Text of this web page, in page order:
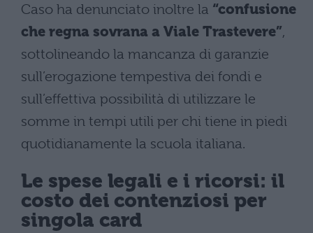
Caso ha denunciato inoltre la “confusione
che regna sovrana a Viale Trastevere”,
sottolineando la mancanza di garanzie
sull’erogazione tempestiva dei fondi e
sull’effettiva possibilità di utilizzare le
somme in tempi utili per chi tiene in piedi
quotidianamente la scuola italiana.
Le spese legali e i ricorsi: il
costo dei contenziosi per
singola card